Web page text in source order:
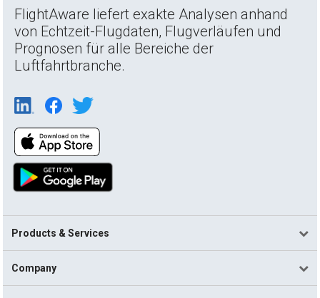
FlightAware liefert exakte Analysen anhand
von Echtzeit-Flugdaten, Flugverläufen und
Prognosen für alle Bereiche der
Luftfahrtbranche.
Products & Services
Company